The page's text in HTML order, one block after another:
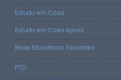
Estudo em Casa
Estudo em Casa Apoia
Rede Bibliotecas Escolares
PTD